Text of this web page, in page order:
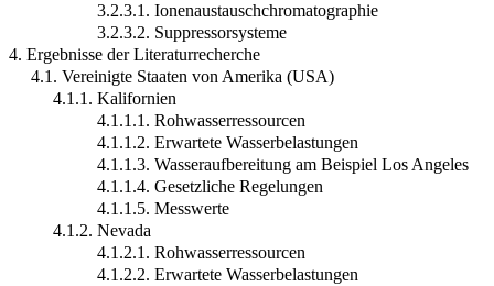
3.2.3.1. Ionenaustauschchromatographie
3.2.3.2. Suppressorsysteme
4. Ergebnisse der Literaturrecherche
4.1. Vereinigte Staaten von Amerika (USA)
4.1.1. Kalifornien
4.1.1.1. Rohwasserressourcen
4.1.1.2. Erwartete Wasserbelastungen
4.1.1.3. Wasseraufbereitung am Beispiel Los Angeles
4.1.1.4. Gesetzliche Regelungen
4.1.1.5. Messwerte
4.1.2. Nevada
4.1.2.1. Rohwasserressourcen
4.1.2.2. Erwartete Wasserbelastungen